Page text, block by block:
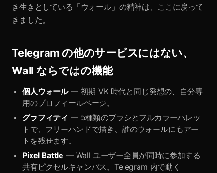
き生きとしている「ウォール」の精神は、ここに戻って
きました。
Telegram の他のサービスにはない、
Wall ならではの機能
個人ウォール— 初期 VK 時代と同じ発想の、自分専
用のプロフィールページ。
グラフィティ — 5種類のブラシとフルカラーパレッ
トで、フリーハンドで描き、誰のウォールにもアー
トを残せます。
Pixel Battle — Wall ユーザー全員が同時に参加する
共有ピクセルキャンバス。Telegram 内で動く